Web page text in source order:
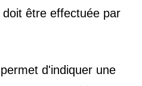
être effectuée par
d'indiquer une